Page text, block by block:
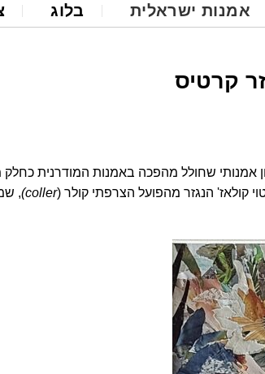
אמנות ישראלית בלוג
קרטיס
אמנותי שחולל מהפכה באמנות המודרנית
קולאז' הנגזר מהפועל הצרפתי קולר (coller)
,